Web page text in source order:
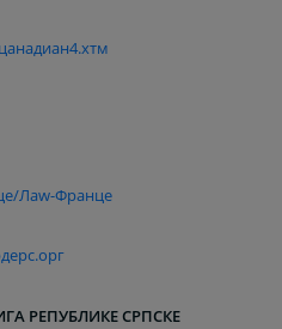
Лаw-Франце
РЕПУБЛИКЕ СРПСКЕ